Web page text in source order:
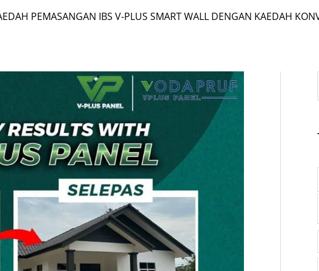
PEMASANGAN IBS V-PLUS SMART WALL DENGAN KAEDAH
: